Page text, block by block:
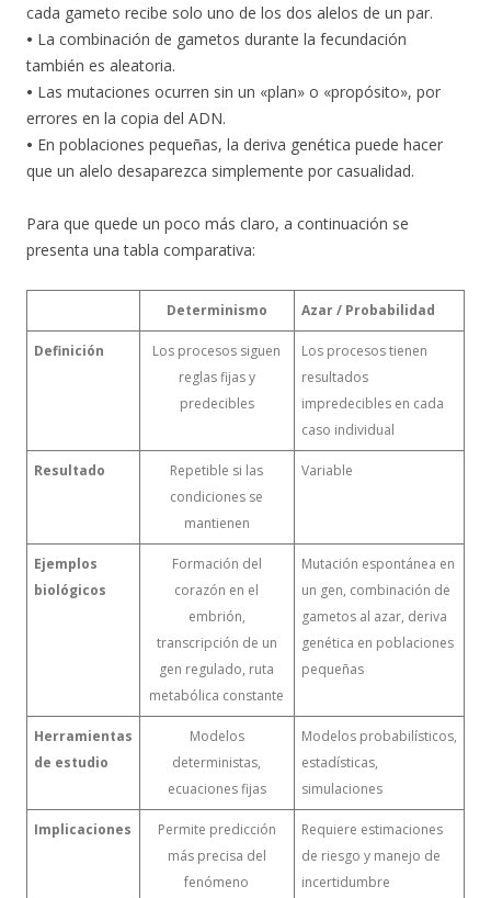
cada gameto recibe solo uno de los dos alelos de un par.
• La combinación de gametos durante la fecundación
también es aleatoria.
• Las mutaciones ocurren sin un «plan» o «propósito», por
errores en la copia del ADN.
• En poblaciones pequeñas, la deriva genética puede hacer
que un alelo desaparezca simplemente por casualidad.
Para que quede un poco más claro, a continuación se
presenta una tabla comparativa:
Determinismo Azar / Probabilidad
Definición
Los procesos siguen
reglas fijas y
predecibles
Los procesos tienen
resultados
impredecibles en cada
caso individual
Resultado
Repetible si las
condiciones se
mantienen
Variable
Ejemplos
biológicos
Formación del
corazón en el
embrión,
transcripción de un
gen regulado, ruta
metabólica constante
Mutación espontánea en
un gen, combinación de
gametos al azar, deriva
genética en poblaciones
pequeñas
Herramientas
de estudio
Modelos
deterministas,
ecuaciones fijas
Modelos probabilísticos,
estadísticas,
simulaciones
Implicaciones
Permite predicción
más precisa del
fenómeno
Requiere estimaciones
de riesgo y manejo de
incertidumbre